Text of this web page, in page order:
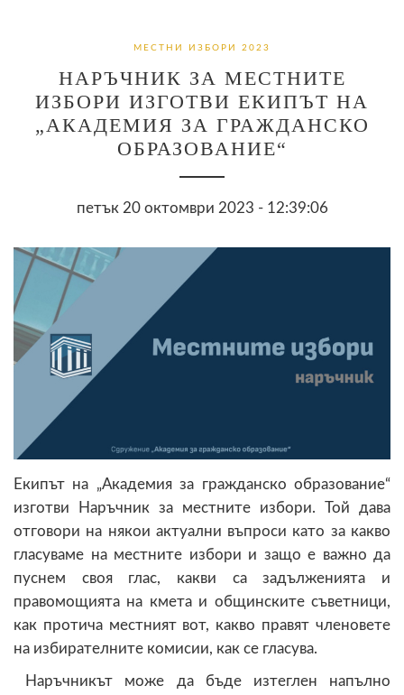
МЕСТНИ ИЗБОРИ 2023
НАРЪЧНИК ЗА МЕСТНИТЕ
ИЗБОРИ ИЗГОТВИ ЕКИПЪТ НА
„АКАДЕМИЯ ЗА ГРАЖДАНСКО
ОБРАЗОВАНИЕ“
петък 20 октомври 2023 - 12:39:06
Екипът на „Академия за гражданско образование“
изготви Наръчник за местните избори. Той дава
отговори на някои актуални въпроси като за какво
гласуваме на местните избори и защо е важно да
пуснем своя глас, какви са задълженията и
правомощията на кмета и общинските съветници,
как протича местният вот, какво правят членовете
на избирателните комисии, как се гласува.
Наръчникът може да бъде изтеглен напълно